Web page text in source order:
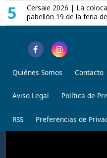
5
Cersaie 2026 | La
pabellón 19 de la feria
Quiénes Somos Contacto
Aviso Legal Política de
RSS Preferencias de